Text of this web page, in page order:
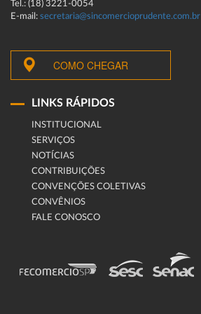
Tel.: (18) 3221-0054
E-mail: secretaria@sincomercioprudente.com.br
COMO CHEGAR
LINKS RÁPIDOS
INSTITUCIONAL
SERVIÇOS
NOTÍCIAS
CONTRIBUIÇÕES
CONVENÇÕES COLETIVAS
CONVÊNIOS
FALE CONOSCO